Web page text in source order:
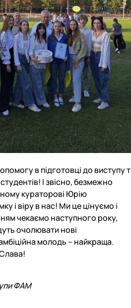
в підготовці до виступу
І звісно, безмежно
кураторові Юрію
і віру в нас! Ми це цінуємо і
чекаємо наступного року,
очолювати нові
молодь – найкраща.
ФАМ